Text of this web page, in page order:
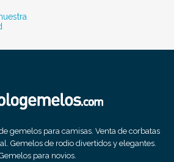
gemelos para camisas. Venta de corbatas
Gemelos de rodio divertidos y elegantes.
para novios.